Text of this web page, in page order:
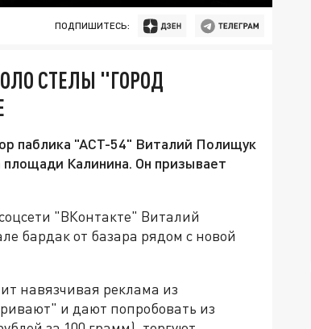
ПОДПИШИТЕСЬ:
СТЕЛЫ "ГОРОД
паблика "АСТ-54" Виталий Полищук
Калинина. Он призывает
"ВКонтакте" Виталий
бардак от базара рядом с новой
навязчивая реклама из
и дают попробовать из